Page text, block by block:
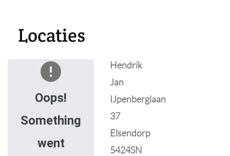
Locaties
Oops!
Something
went
Hendrik
Jan
IJpenberglaan
37
Elsendorp
5424SN